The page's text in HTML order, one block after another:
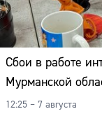
Сбои в работе
Мурманской
12:25 – 7 августа